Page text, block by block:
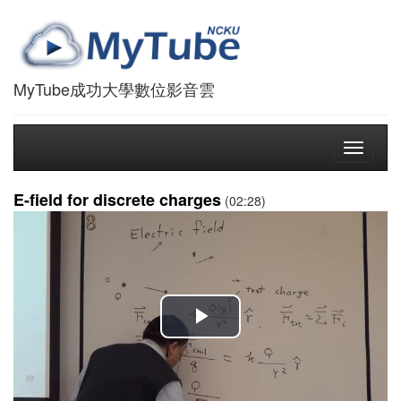
MyTube成功大學數位影音雲
Toggle
E-field for discrete charges (02:28)
播